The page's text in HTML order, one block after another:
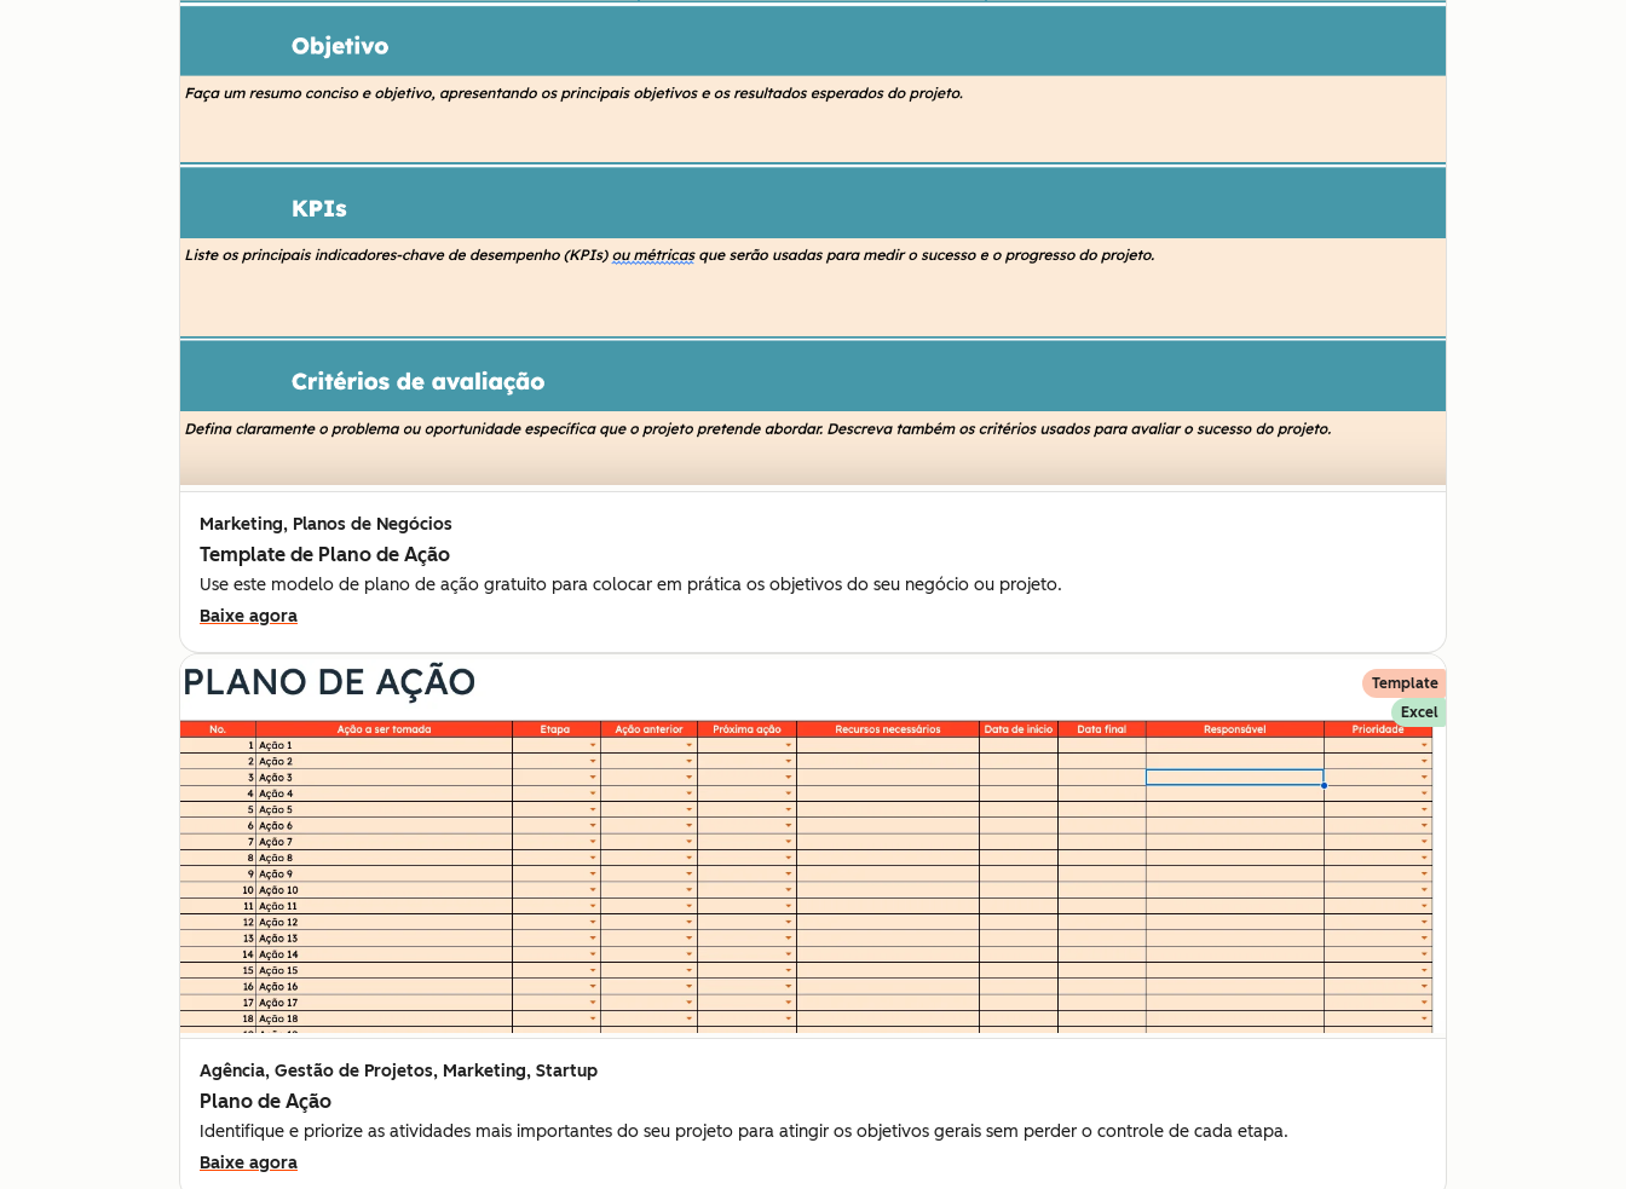
Marketing, Planos de Negócios
Template de Plano de Ação
Use este modelo de plano de ação gratuito para colocar em prática os objetivos do seu negócio ou projeto.
Baixe agora
Template
Excel
Agência, Gestão de Projetos, Marketing, Startup
Plano de Ação
Identifique e priorize as atividades mais importantes do seu projeto para atingir os objetivos gerais sem perder o controle de cada etapa.
Baixe agora